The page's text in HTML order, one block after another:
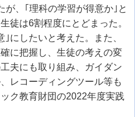
が、｢理科の学習が得意か｣と
徒は6割程度にとどまった。
にしたいと考えた。また、
に把握し、生徒の考えの変
夫にも取り組み、ガイダン
レコーディングツール等も
ク教育財団の2022年度実践